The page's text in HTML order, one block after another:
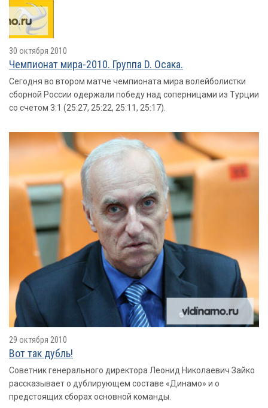
30 октября 2010
Чемпионат мира-2010. Группа D. Осака.
Сегодня во втором матче чемпионата мира волейболистки
сборной России одержали победу над соперницами из Турции
со счетом 3:1 (25:27, 25:22, 25:11, 25:17).
29 октября 2010
Вот так дубль!
Советник генерального директора Леонид Николаевич Зайко
рассказывает о дублирующем составе «Динамо» и о
предстоящих сборах основной команды.